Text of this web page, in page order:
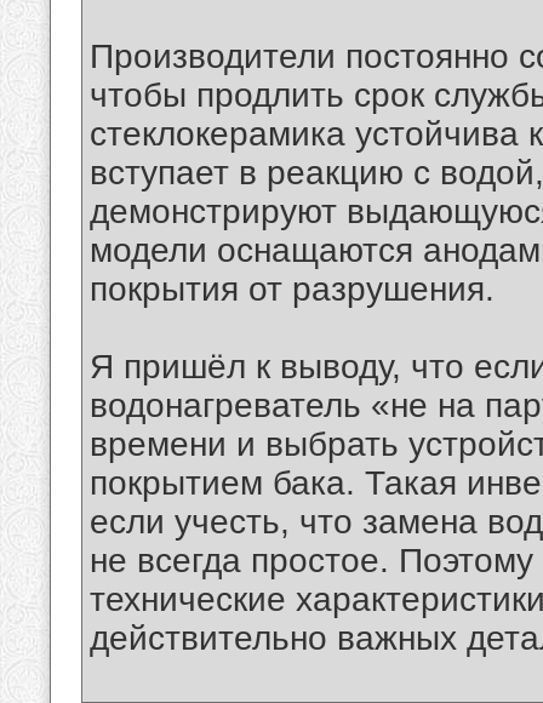
Производители постоянно
чтобы продлить срок
стеклокерамика
вступает в реакцию с
демонстрируют
модели оснащаются
покрытия от разрушения.
Я пришёл к выводу, что
водонагреватель «не на
времени и выбрать
покрытием бака. Такая
если учесть, что замена
не всегда простое.
технические
действительно важных